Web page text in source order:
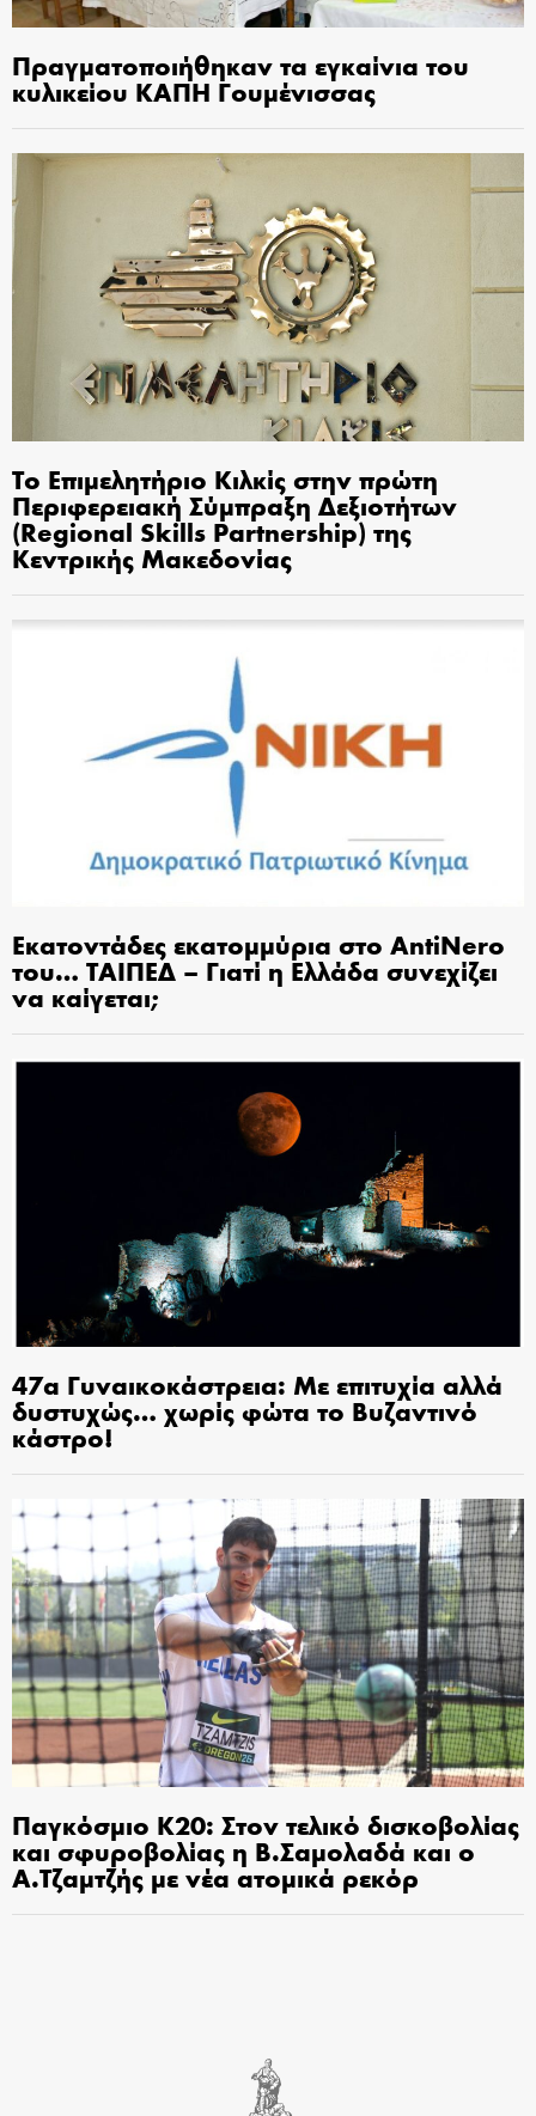
Πραγματοποιήθηκαν τα εγκαίνια του
κυλικείου ΚΑΠΗ Γουμένισσας
Το Επιμελητήριο Κιλκίς στην πρώτη
Περιφερειακή Σύμπραξη Δεξιοτήτων
(Regional Skills Partnership) της
Κεντρικής Μακεδονίας
Εκατοντάδες εκατομμύρια στο AntiNero
του… ΤΑΙΠΕΔ – Γιατί η Ελλάδα συνεχίζει
να καίγεται;
47α Γυναικοκάστρεια: Με επιτυχία αλλά
δυστυχώς… χωρίς φώτα το Βυζαντινό
κάστρο!
Παγκόσμιο Κ20: Στον τελικό δισκοβολίας
και σφυροβολίας η Β.Σαμολαδά και ο
Α.Τζαμτζής με νέα ατομικά ρεκόρ